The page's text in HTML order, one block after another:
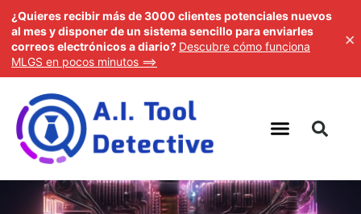
¿Quieres recibir más de 3000 clientes potenciales
nuevos al mes y disponer de un sistema sencillo para
enviarles correos electrónicos a diario? Descubre cómo
funciona MLGS en pocos minutos ==>
×